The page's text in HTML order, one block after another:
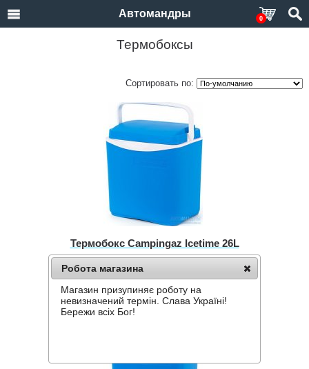
Автомандры 0
Термобоксы
Сортировать по:
Термобокс Campingaz Icetime 26L
Нет в наличии
984 грн.
Робота магазина
Магазин призупиняє роботу на
невизначений термін. Слава Україні!
Бережи всіх Бог!